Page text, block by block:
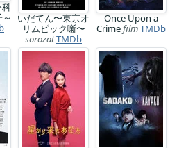
科
いだてん〜東京オ
リムピック噺〜
sorozatTMDb
Once Upon a
CrimefilmTMDb